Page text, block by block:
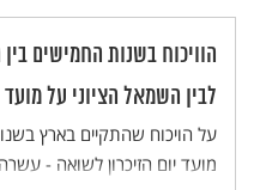
'מבשרי הציונות' ביצירת מסה
תומכים.
הוויכוח בשנות החמישים
לבין השמאל הציוני על מועד
על הויכוח שהתקיים בארץ
מועד יום הזיכרון לשואה -